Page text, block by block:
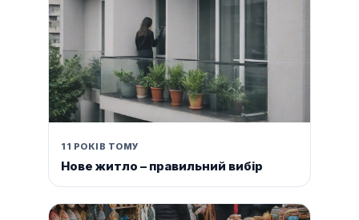
11 РОКІВ ТОМУ
Нове житло – правильний вибір